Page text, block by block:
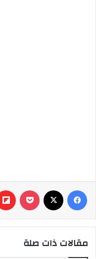
فيسبوك ‫Pocket
مقالات ذات صلة